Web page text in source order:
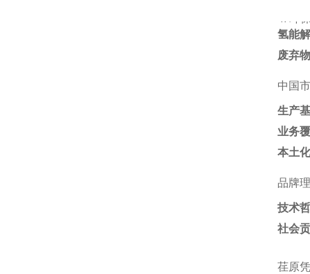
氢能
废弃
中国
生产
业务
本土
品牌
技术
社会
荏原